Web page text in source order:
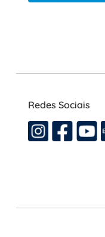
Redes Sociais